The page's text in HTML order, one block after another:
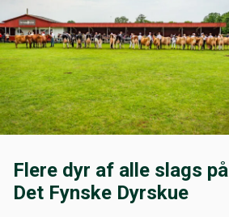
Flere dyr af alle slags på
Det Fynske Dyrskue